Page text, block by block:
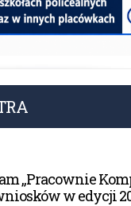
„Pracownie
w edycji